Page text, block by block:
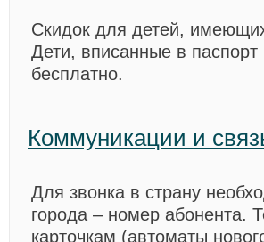
Скидок для детей,
Дети, вписанные в
бесплатно.
Коммуникации и
Для звонка в страну
города – номер абонента.
карточкам (автоматы